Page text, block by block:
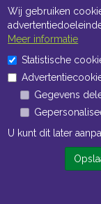
Wij gebruiken
Meer informatie
Statistische
Gegevens
U kunt dit later